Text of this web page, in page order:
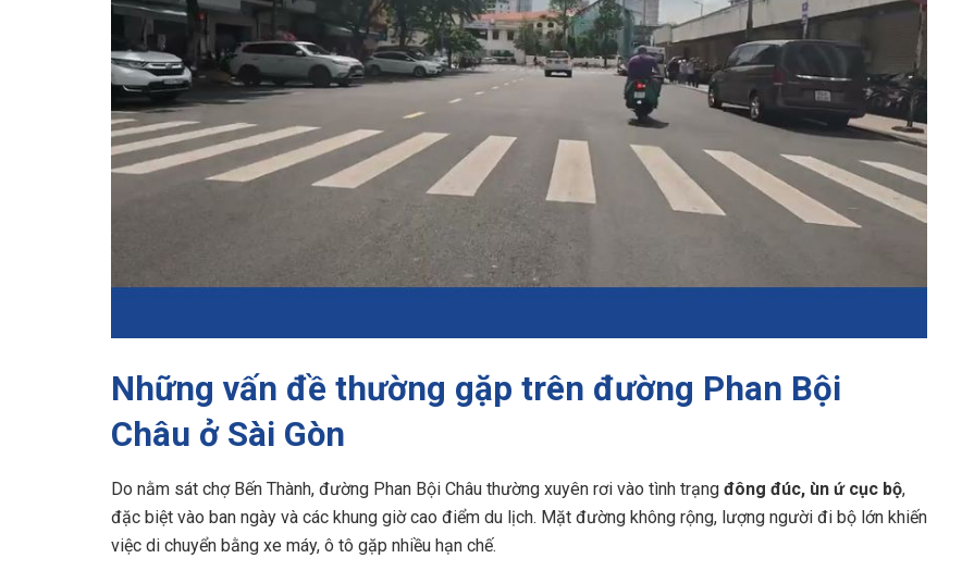
Những vấn đề thường gặp trên đường Phan Bội
Châu ở Sài Gòn
Do nằm sát chợ Bến Thành, đường Phan Bội Châu thường xuyên rơi vào tình trạng đông đúc, ùn ứ cục bộ,
đặc biệt vào ban ngày và các khung giờ cao điểm du lịch. Mặt đường không rộng, lượng người đi bộ lớn khiến
việc di chuyển bằng xe máy, ô tô gặp nhiều hạn chế.